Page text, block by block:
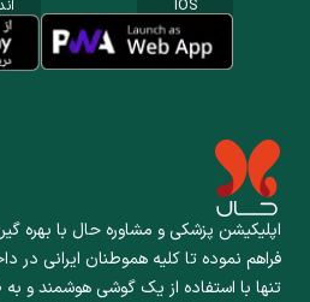
اپلیکیشن پزشکی و مشاوره حال با بهره
فراهم نموده تا کلیه هموطنان ایرانی در
تنها با استفاده از یک گوشی هوشمند و به
IOS